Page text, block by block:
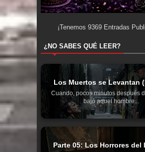
¡Tenemos 9369Entradas
¿NO SABES QUÉ LEER?
Los Muertos se Levantan
Cuando, pocos minutos después
bajó aquel hombre...
Parte 05: Los Horrores del